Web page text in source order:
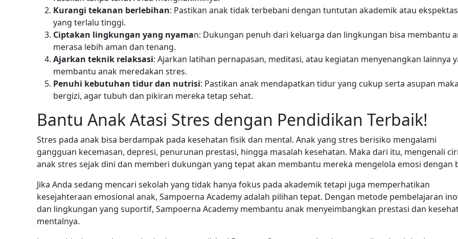
Kurangi tekanan berlebihan: Pastikan anak tidak terbebani dengan tuntutan akademik atau
yang terlalu tinggi.
Ciptakan lingkungan yang nyaman: Dukungan penuh dari keluarga dan lingkungan bisa membantu
merasa lebih aman dan tenang.
Ajarkan teknik relaksasi: Ajarkan latihan pernapasan, meditasi, atau kegiatan menyenangkan lainnya
membantu anak meredakan stres.
Penuhi kebutuhan tidur dan nutrisi: Pastikan anak mendapatkan tidur yang cukup serta asupan
bergizi, agar tubuh dan pikiran mereka tetap sehat.
Bantu Anak Atasi Stres dengan Pendidikan Terbaik!
Stres pada anak bisa berdampak pada kesehatan fisik dan mental. Anak yang stres berisiko mengalami
gangguan kecemasan, depresi, penurunan prestasi, hingga masalah kesehatan. Maka dari itu, mengenali
anak stres sejak dini dan memberi dukungan yang tepat akan membantu mereka mengelola emosi dengan
Jika Anda sedang mencari sekolah yang tidak hanya fokus pada akademik tetapi juga memperhatikan
kesejahteraan emosional anak, Sampoerna Academy adalah pilihan tepat. Dengan metode pembelajaran
dan lingkungan yang suportif, Sampoerna Academy membantu anak menyeimbangkan prestasi dan
mentalnya.